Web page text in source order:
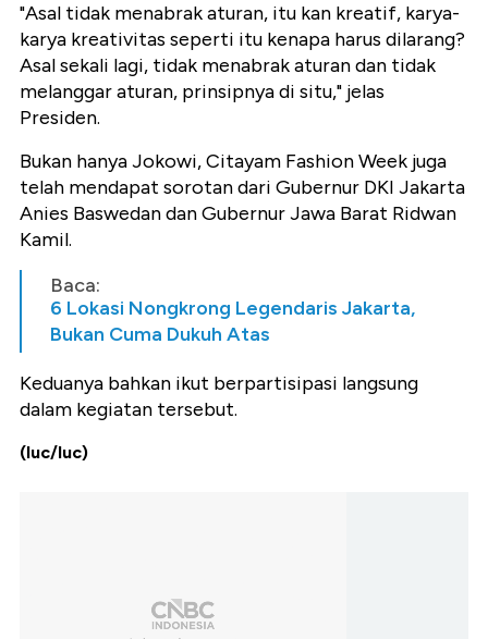
"Asal tidak menabrak aturan, itu kan kreatif, karya-
karya kreativitas seperti itu kenapa harus dilarang?
Asal sekali lagi, tidak menabrak aturan dan tidak
melanggar aturan, prinsipnya di situ," jelas
Presiden.
Bukan hanya Jokowi, Citayam Fashion Week juga
telah mendapat sorotan dari Gubernur DKI Jakarta
Anies Baswedan dan Gubernur Jawa Barat Ridwan
Kamil.
Baca:
6 Lokasi Nongkrong Legendaris Jakarta,
Bukan Cuma Dukuh Atas
Keduanya bahkan ikut berpartisipasi langsung
dalam kegiatan tersebut.
(luc/luc)